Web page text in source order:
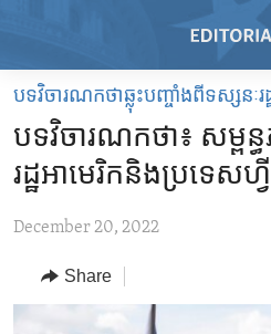
Skip
main
content
Skip
to
Navigation
Skip
HOME
VIDEO
RADIO
REGIONS
AFRICA
TOPICS
HUMAN RIGHTS
ARCHIVE
បទវិចារណកថាឆ្លុះបញ្ចាំងពីទស្សនៈរ
បទវិចារណកថា៖ សម្ពន្
រដ្ឋ​អាមេរិក​និង​ប្រទេស​
December 20, 2022
Share